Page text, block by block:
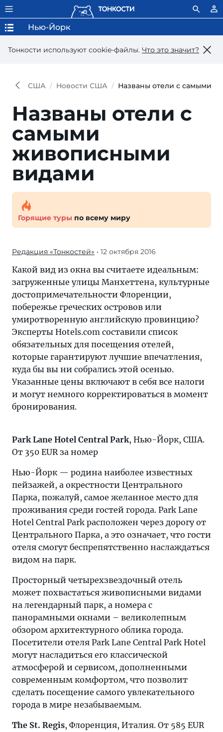
Тонкости используют сookie-файлы. Что это значит?
Нью-Йорк
США Новости США Названы отели с самыми
Названы отели с
самыми
живописными
видами
Горящие туры по всему миру
Редакция «Тонкостей» • 12 октября 2016
Какой вид из окна вы считаете идеальным:
загруженные улицы Манхеттена, культурные
достопримечательности Флоренции,
побережье греческих островов или
умиротворенную английскую провинцию?
Эксперты Hotels.com составили список
обязательных для посещения отелей,
которые гарантируют лучшие впечатления,
куда бы вы ни собрались этой осенью.
Указанные цены включают в себя все налоги
и могут немного корректироваться в момент
бронирования.
Park Lane Hotel Central Park, Нью-Йорк, США.
От 350 EUR за номер
Нью-Йорк — родина наиболее известных
пейзажей, а окрестности Центрального
Парка, пожалуй, самое желанное место для
проживания среди гостей города. Park Lane
Hotel Central Park расположен через дорогу от
Центрального Парка, а это означает, что гости
отеля смогут беспрепятственно наслаждаться
видом на парк.
Просторный четырехзвездочный отель
может похвастаться живописными видами
на легендарный парк, а номера с
панорамными окнами – великолепным
обзором архитектурного облика города.
Посетители отеля Park Lane Central Park Hotel
могут насладиться его классической
атмосферой и сервисом, дополненными
современным комфортом, что позволит
сделать посещение самого увлекательного
города в мире незабываемым.
The St. Regis, Флоренция, Италия. От 585 EUR